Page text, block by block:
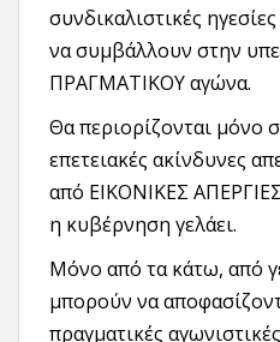
συνδικαλιστικές
να συμβάλλουν στην
ΠΡΑΓΜΑΤΙΚΟΥ αγώνα.
Θα περιορίζονται μόνο
επετειακές ακίνδυνες
από ΕΙΚΟΝΙΚΕΣ
η κυβέρνηση γελάει.
Μόνο από τα κάτω, από
μπορούν να
πραγματικές